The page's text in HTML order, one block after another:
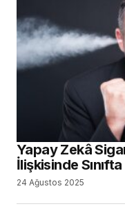
Yapay Zekâ
İlişkisinde Sınıfta
24 Ağustos 2025